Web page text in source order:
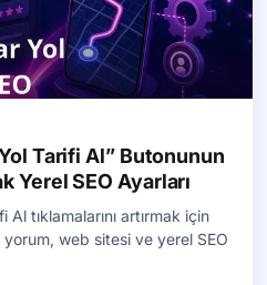
Tarifi Al” Butonunun
Yerel SEO Ayarları
tıklamalarını artırmak için
web sitesi ve yerel SEO